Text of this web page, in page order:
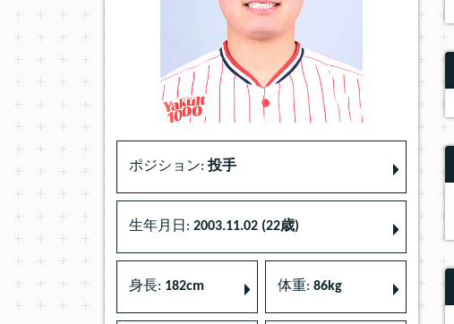
ポジション: 投手
生年月日: 2003.11.02 (22歳)
身長: 182cm 体重: 86kg